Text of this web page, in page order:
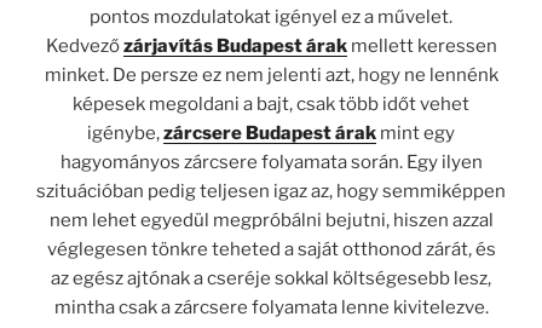
pontos mozdulatokat igényel ez a művelet.
Kedvezőzárjavítás Budapest árakmellett keressen
minket. De persze ez nem jelenti azt, hogy ne lennénk
képesek megoldani a bajt, csak több időt vehet
igénybe,zárcsere Budapest árak mint egy
hagyományos zárcsere folyamata során. Egy ilyen
szituációban pedig teljesen igaz az, hogy semmiképpen
nem lehet egyedül megpróbálni bejutni, hiszen azzal
véglegesen tönkre teheted a saját otthonod zárát, és
az egész ajtónak a cseréje sokkal költségesebb lesz,
mintha csak a zárcsere folyamata lenne kivitelezve.